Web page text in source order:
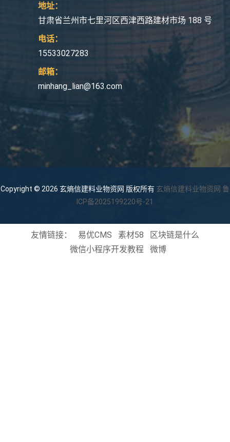
地址：
甘肃省兰州市七里河区西津西路建材市场 188 号
电话：
15533027283
邮箱：
minhang_lian@163.com
Copyright © 2026 玄熵信建料业物资网 版权所有 玄熵信建料业物资网 鲁
ICP备2025199220号-21
友情链接： 易优CMS 素材58
区块链是什么
微信小程序开发教程
微博